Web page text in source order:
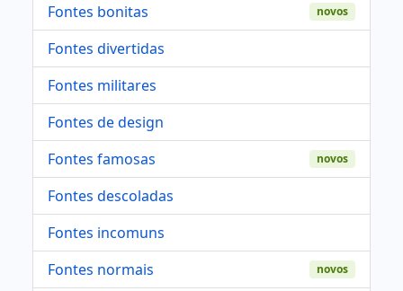
Fontes bonitas novos
Fontes divertidas
Fontes militares
Fontes de design
Fontes famosas
novos
Fontes descoladas
Fontes incomuns
Fontes normais
novos